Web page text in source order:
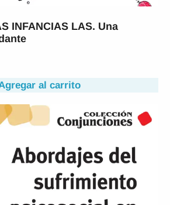
INFANCIAS LAS. Una
al carrito